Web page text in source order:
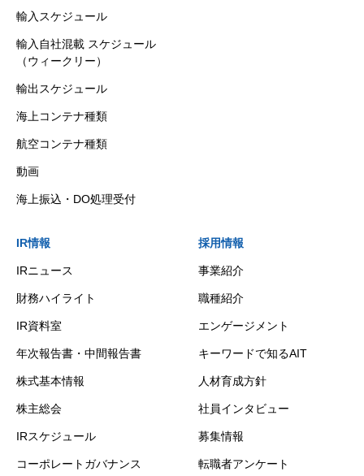
輸入スケジュール
輸入自社混載 スケジュール
（ウィークリー）
輸出スケジュール
海上コンテナ種類
航空コンテナ種類
動画
海上振込・DO処理受付
IR情報
IRニュース
財務ハイライト
IR資料室
年次報告書・中間報告書
株式基本情報
株主総会
IRスケジュール
コーポレートガバナンス
採用情報
事業紹介
職種紹介
エンゲージメント
キーワードで知るAIT
人材育成方針
社員インタビュー
募集情報
転職者アンケート